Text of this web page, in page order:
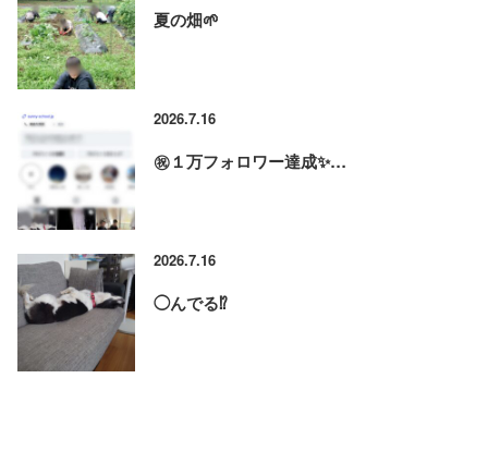
夏の畑🌱
2026.7.16
㊗️１万フォロワー達成✨…
2026.7.16
◯んでる⁉️